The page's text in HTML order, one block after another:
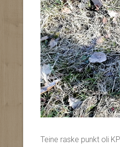
Teine raske punkt oli